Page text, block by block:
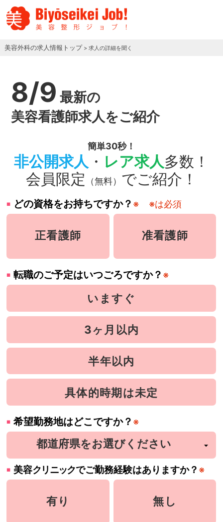
美容外科の求人情報トップ > 求人の詳細を聞く
8/9 最新の
美容看護師求人をご紹介
簡単30秒！
非公開求人 ・ レア求人多数！
会員限定
（無料） でご紹介！
どの資格をお持ちですか？ ※ ※は必須
正看護師 准看護師
転職のご予定はいつごろですか？ ※
いますぐ
3ヶ月以内
半年以内
具体的時期は未定
希望勤務地はどこですか？ ※
美容クリニックでご勤務経験はありますか？ ※
有り 無し